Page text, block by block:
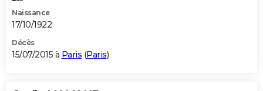
Naissance
17/10/1922
Décès
15/07/2015 à Paris (Paris)